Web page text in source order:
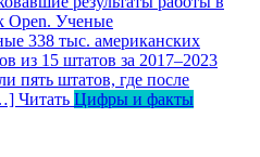
Open. Ученые
338 тыс. американских
из 15 штатов за 2017–2023
пять штатов, где после
Читать Цифры и факты